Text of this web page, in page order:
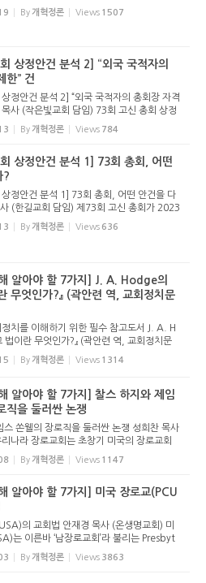
에 공포되었다. 2023년 4월에 열린 노회 수
노회 중 20개 노회가 과반수 찬성을 했고(5
By 개혁정론 Views 1507
상정안건 분석 2] “외국 국적자의
한” 건
상정안건 분석 2] “외국 국적자의 총회장 자격
사 (작은빛교회 담임) 73회 고신 총회 상정
위해 안건을 살폈다. 이렇다 할 안건이 없다.
정 안건으로서의 최소한의 품격을 갖...
By 개혁정론 Views 784
상정안건 분석 1] 73회 총회, 어떤
?
상정안건 분석 1] 73회 총회, 어떤 안건을 다
(한길교회 담임) 제73회 고신 총회가 2023
터 22일(금)까지 4일간 열린다. 실제 일정
회한 전례대로라면 21일(목)까지 3일간으로
By 개혁정론 Views 636
알아야 할 7가지] J. A. Hodge의
무엇인가?』 (곽안련 역, 교회정치문
치를 이해하기 위한 필수 참고도서 J. A. H
법이란 무엇인가?』 (곽안련 역, 교회정치문
사 (한길교회 담임) J. A. 하지의 저서 『장로
가?』 1886년 J. A. 하지(John Aspinwall H
By 개혁정론 Views 1314
알아야 할 7가지] 찰스 하지와 제임
직을 둘러싼 논쟁
스 쏜웰의 장로직을 둘러싼 논쟁 성희찬 목사
나라 장로교회는 초창기 미국의 장로교회
을 받았다. 특히 장로 직분과 관련하여 받은
국 장로교회 여러 교단이 가진 헌법의 교회정
By 개혁정론 Views 1147
알아야 할 7가지] 미국 장로교(PCU
의 교회법 안재경 목사 (온생명교회) 미
는 이른바 ‘남장로교회’라 불리는 Presbyt
the U.S. (PCUS)와 ‘북장로교회’인 United
in the U.S.A. (UPCUSA)이 결합...
By 개혁정론 Views 3863